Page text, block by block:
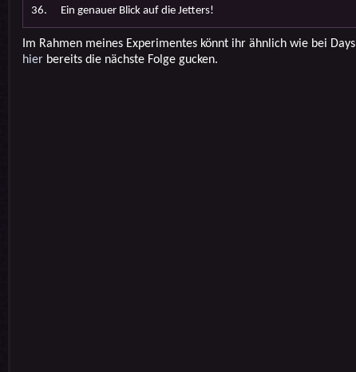
36. Ein genauer Blick auf die Jetters!
Im Rahmen meines Experimentes könnt ihr ähnlich wie bei Days
hierbereits die nächste Folge gucken.